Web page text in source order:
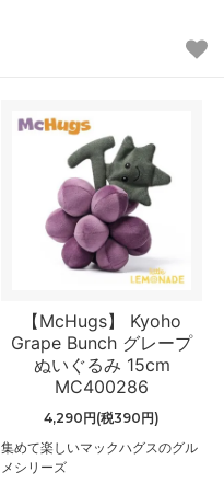
【McHugs】 Kyoho
Grape Bunch グレープ
ぬいぐるみ 15cm
MC400286
4,290円(税390円)
集めて楽しいマックハグスのグル
メシリーズ